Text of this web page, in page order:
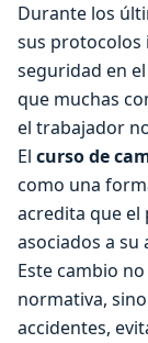
Durante los
sus protocolos
seguridad en
que muchas
el trabajador
El curso de
como una
acredita que el
asociados a su
Este cambio
normativa,
accidentes,